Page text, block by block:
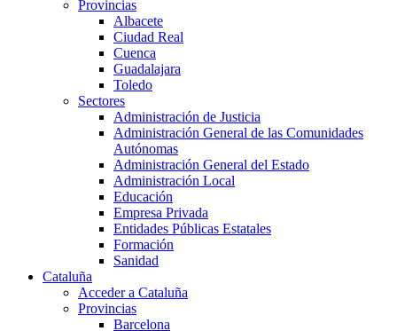
Provincias
Albacete
Ciudad Real
Cuenca
Guadalajara
Toledo
Sectores
Administración de Justicia
Administración General de las Comunidades
Autónomas
Administración General del Estado
Administración Local
Educación
Empresa Privada
Entidades Públicas Estatales
Formación
Sanidad
Cataluña
Acceder a Cataluña
Provincias
Barcelona